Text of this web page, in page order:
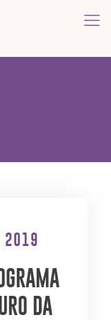
2019
DA